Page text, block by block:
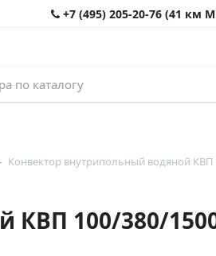
+7 (495) 205-20-76 (41 км
Конвектор внутрипольный водяной
100/380/